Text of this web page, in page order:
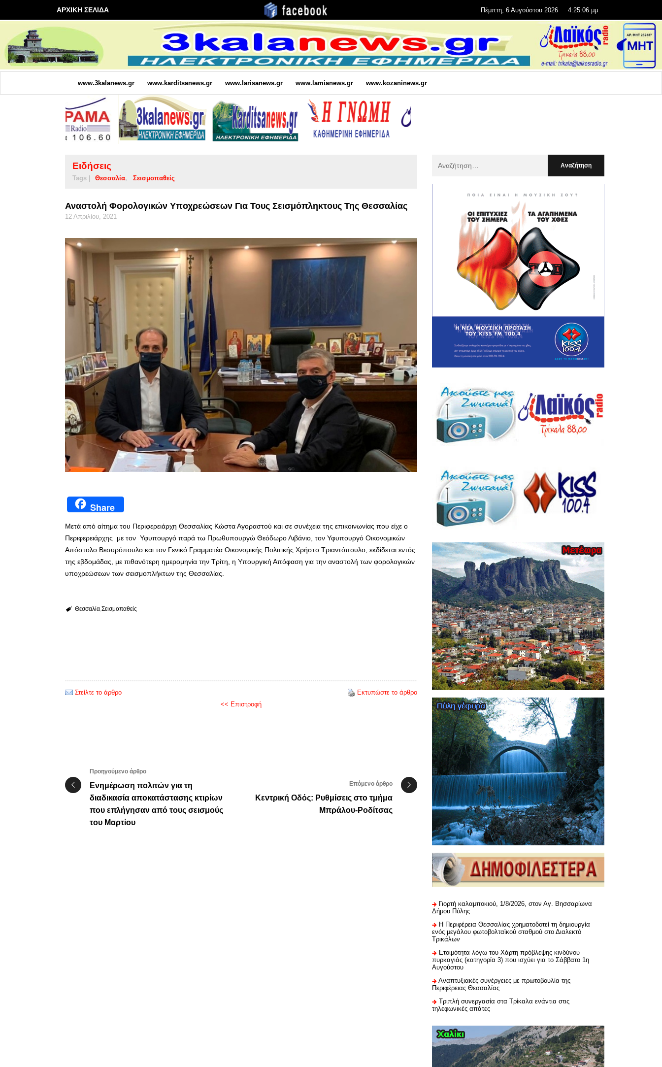
ΑΡΧΙΚΗ ΣΕΛΙΔΑ Πέμπτη, 6 Αυγούστου 2026 4:25:07 μμ
www.3kalanews.gr www.karditsanews.gr www.larisanews.gr www.lamianews.gr www.kozaninews.gr
Ειδήσεις
Tags | Θεσσαλία Σεισμοπαθείς
Αναστολή Φορολογικών Υποχρεώσεων Για Τους Σεισμόπληκτους Της Θεσσαλίας
12 Απριλίου, 2021
Share
Μετά από αίτημα του Περιφερειάρχη Θεσσαλίας Κώστα Αγοραστού και σε συνέχεια της επικοινωνίας που είχε ο
Περιφερειάρχης με τον Υφυπουργό παρά τω Πρωθυπουργώ Θεόδωρο Λιβάνιο, τον Υφυπουργό Οικονομικών
Απόστολο Βεσυρόπουλο και τον Γενικό Γραμματέα Οικονομικής Πολιτικής Χρήστο Τριαντόπουλο, εκδίδεται εντός
της εβδομάδας, με πιθανότερη ημερομηνία την Τρίτη, η Υπουργική Απόφαση για την αναστολή των φορολογικών
υποχρεώσεων των σεισμοπλήκτων της Θεσσαλίας.
Θεσσαλία Σεισμοπαθείς
Στείλτε το άρθρο
Εκτυπώστε το άρθρο
<< Επιστροφή
Προηγούμενο άρθρο
Ενημέρωση πολιτών για τη
διαδικασία αποκατάστασης κτιρίων
που επλήγησαν από τους σεισμούς
του Μαρτίου
Επόμενο άρθρο
Κεντρική Οδός: Ρυθμίσεις στο τμήμα
Μπράλου-Ροδίτσας
:
Γιορτή καλαμποκιού, 1/8/2026, στον Αγ. Βησσαρίωνα
Δήμου Πύλης
H Περιφέρεια Θεσσαλίας χρηματοδοτεί τη δημιουργία
ενός μεγάλου φωτοβολταϊκού σταθμού στο Διαλεκτό
Τρικάλων
Ετοιμότητα λόγω του Χάρτη πρόβλεψης κινδύνου
πυρκαγιάς (κατηγορία 3) που ισχύει για το Σάββατο 1η
Αυγούστου
Αναπτυξιακές συνέργειες με πρωτοβουλία της
Περιφέρειας Θεσσαλίας
Τριπλή συνεργασία στα Τρίκαλα ενάντια στις
τηλεφωνικές απάτες